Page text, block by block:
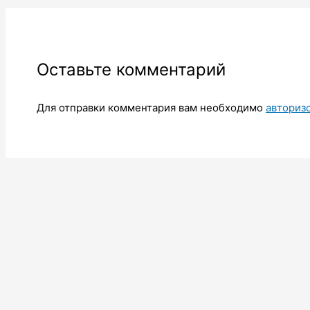
Оставьте комментарий
Для отправки комментария вам необходимо